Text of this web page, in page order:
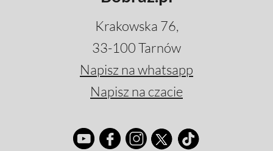
Krakowska 76,
33-100 Tarnów
Napisz na whatsapp
Napisz na czacie